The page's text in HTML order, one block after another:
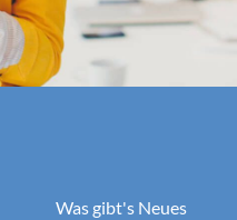
Was gibt's Neues